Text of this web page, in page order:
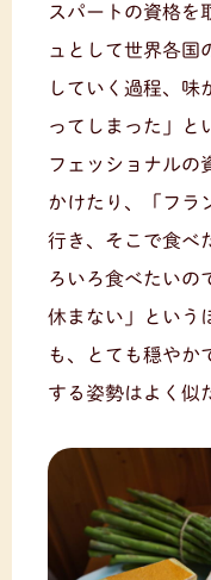
スパートの資格を
ュとして世界各国
していく過程、味
ってしまった」と
フェッショナルの
かけたり、「フラ
行き、そこで食べ
ろいろ食べたいの
休まない」という
も、とても穏やか
する姿勢はよく似